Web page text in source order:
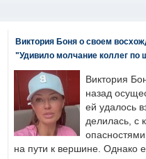
Виктория Боня о своем
"Удивило молчание коллег по
Виктория
назад
ей удалось
делилась, с
на пути к вершине. Однако